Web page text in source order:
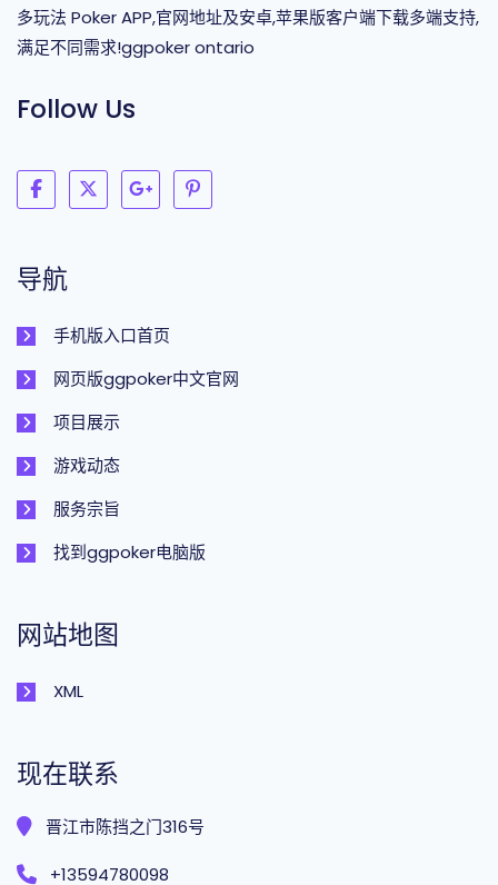
多玩法 Poker APP,官网地址及安卓,苹果版客户端下载多端支持,
满足不同需求!ggpoker ontario
Follow Us
导航
手机版入口首页
网页版ggpoker中文官网
项目展示
游戏动态
服务宗旨
找到ggpoker电脑版
网站地图
XML
现在联系
晋江市陈挡之门316号
+13594780098